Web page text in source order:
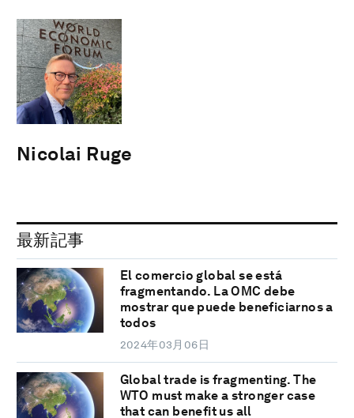
Nicolai Ruge
最新記事
El comercio global se está
fragmentando. La OMC debe
mostrar que puede beneficiarnos a
todos
2024年03月06日
Global trade is fragmenting. The
WTO must make a stronger case
that can benefit us all